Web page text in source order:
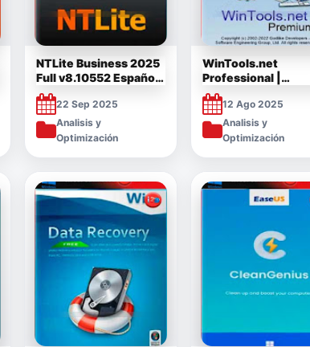
NTLite Business 2025
Full v8.10552 Español
[Mega]
22 Sep 2025
Analisis y
Optimización
WinTools.net
Professional |
Premium Full
2025 [Mega]
12 Ago 2025
Analisis y
Optimización